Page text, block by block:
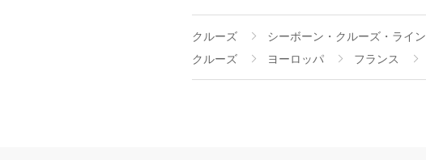
クルーズ シーボーン・クルーズ・ライン
クルーズ
ヨーロッパ フランス